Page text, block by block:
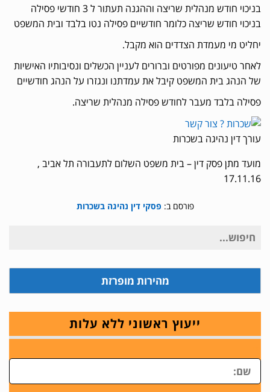
בניכוי חודש מנהלית שריצה וההגנה תעתור ל 3 חודשי פסילה
בניכוי חודש שריצה כלומר חודשיים פסילה נטו בלבד ובית המשפט
יחליט מי מעמדת הצדדים הוא מקבל.
לאחר טיעונים מפורטים וברורים לעניין הכשלים ונסיבותיו האישיות
של הנהג בית המשפט קיבל את עמדתנו ונגזרו על הנהג חודשיים
פסילה בלבד מעבר לחודש פסילה מנהלית שריצה.
עורך דין נהיגה בשכרות
מועד מתן פסק דין – בית משפט השלום לתעבורה תל אביב ,
17.11.16
פורסם ב: פסקי דין נהיגה בשכרות
חיפוש
מהירות מופרזת
ייעוץ ראשוני ללא עלות